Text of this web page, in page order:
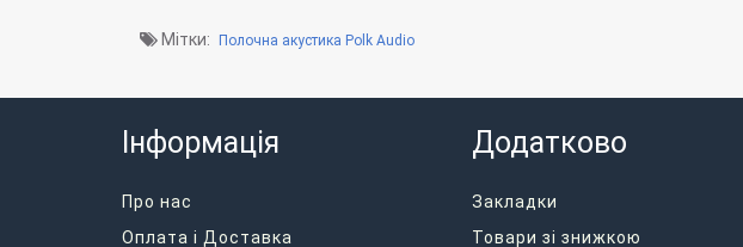
Мітки: Полочна акустика Polk Audio
Інформація
Про нас
Оплата і Доставка
Додатково
Закладки
Товари зі знижкою